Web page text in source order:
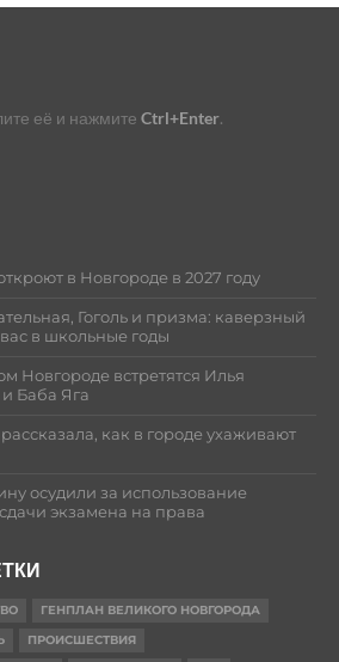
её и нажмите Ctrl+Enter.
в Новгороде в 2027 году
Гоголь и призма: каверзный
в школьные годы
Новгороде встретятся Илья
Баба Яга
как в городе ухаживают
осудили за использование
экзамена на права
ГЕНПЛАН ВЕЛИКОГО НОВГОРОДА
ПРОИСШЕСТВИЯ